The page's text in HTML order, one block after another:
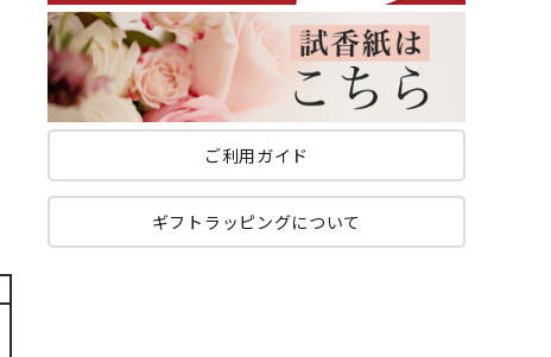
ご利用ガイド
ギフトラッピングについて